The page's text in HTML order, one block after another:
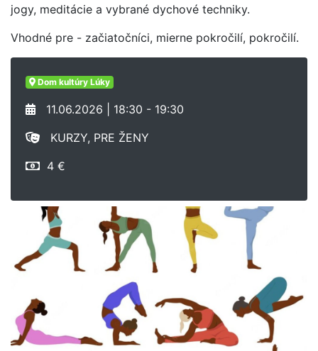
jogy, meditácie a vybrané dychové techniky.
Vhodné pre - začiatočníci, mierne pokročilí, pokročilí.
Dom kultúry Lúky
11.06.2026 | 18:30 - 19:30
KURZY, PRE ŽENY
4 €